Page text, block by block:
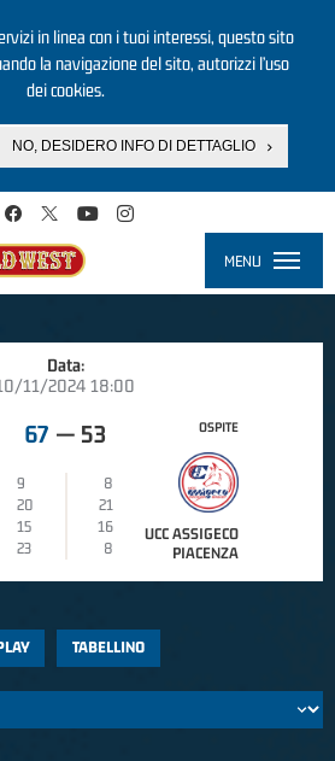
in linea con i tuoi interessi, questo sito
la navigazione del sito, autorizzi l’uso
dei cookies.
NO, DESIDERO INFO DI DETTAGLIO
MENU
Data:
11/2024 18:00
67 — 53
9
8
20
21
15
16
23
8
OSPITE
UCC ASSIGECO
PIACENZA
TABELLINO